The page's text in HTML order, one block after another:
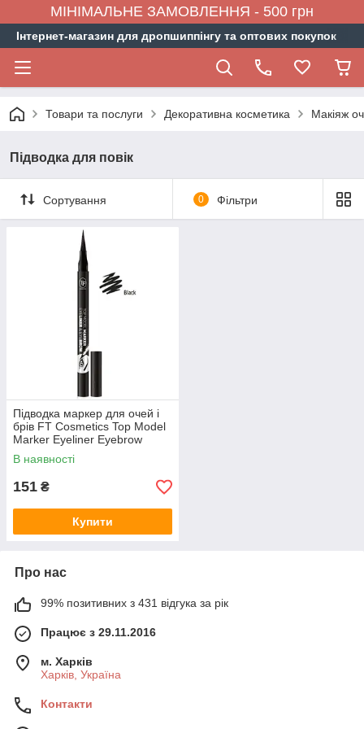
МІНІМАЛЬНЕ ЗАМОВЛЕННЯ - 500 грн
Інтернет-магазин для дропшиппінгу та оптових покупок
Товари та послуги Декоративна косметика Макіяж
Підводка для повік
Сортування 0 Фільтри
Підводка маркер для очей і
брів FT Cosmetics Top Model
Marker Eyeliner Eyebrow
чорний
В наявності
151 ₴
Купити
Про нас
99% позитивних з 431 відгука за рік
Працює з 29.11.2016
м. Харків
Харків, Україна
Контакти